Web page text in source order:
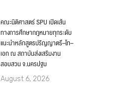
คณะนิติศาสตร์ SPU เปิดเส้น
ทางการศึกษากฎหมายทุกระดับ
แนะนำหลักสูตรปริญญาตรี–โท–
เอก ณ สถาบันส่งเสริมงาน
สอบสวน จ.นครปฐม
August 6, 2026